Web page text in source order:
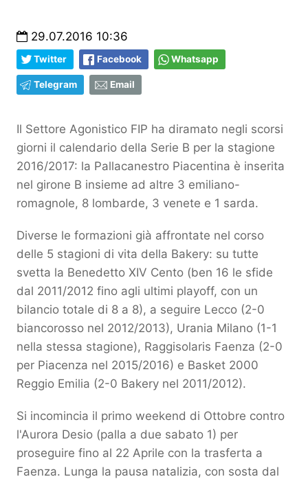
29.07.2016 10:36
Twitter Facebook Whatsapp
Telegram Email
Il Settore Agonistico FIP ha diramato negli scorsi
giorni il calendario della Serie B per la stagione
2016/2017: la Pallacanestro Piacentina è inserita
nel girone B insieme ad altre 3 emiliano-
romagnole, 8 lombarde, 3 venete e 1 sarda.
Diverse le formazioni già affrontate nel corso
delle 5 stagioni di vita della Bakery: su tutte
svetta la Benedetto XIV Cento (ben 16 le sfide
dal 2011/2012 fino agli ultimi playoff, con un
bilancio totale di 8 a 8), a seguire Lecco (2-0
biancorosso nel 2012/2013), Urania Milano (1-1
nella stessa stagione), Raggisolaris Faenza (2-0
per Piacenza nel 2015/2016) e Basket 2000
Reggio Emilia (2-0 Bakery nel 2011/2012).
Si incomincia il primo weekend di Ottobre contro
l'Aurora Desio (palla a due sabato 1) per
proseguire fino al 22 Aprile con la trasferta a
Faenza. Lunga la pausa natalizia, con sosta dal